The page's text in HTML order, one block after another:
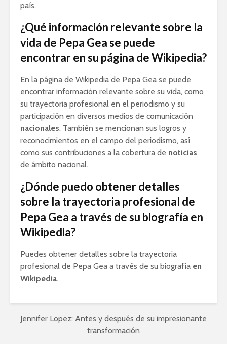
país.
¿Qué información relevante sobre la
vida de Pepa Gea se puede
encontrar en su página de Wikipedia?
En la página de Wikipedia de Pepa Gea se puede
encontrar información relevante sobre su vida, como
su trayectoria profesional en el periodismo y su
participación en diversos medios de comunicación
nacionales. También se mencionan sus logros y
reconocimientos en el campo del periodismo, así
como sus contribuciones a la cobertura de noticias
de ámbito nacional.
¿Dónde puedo obtener detalles
sobre la trayectoria profesional de
Pepa Gea a través de su biografía en
Wikipedia?
Puedes obtener detalles sobre la trayectoria
profesional de Pepa Gea a través de su biografía en
Wikipedia.
Jennifer Lopez: Antes y después de su impresionante
transformación